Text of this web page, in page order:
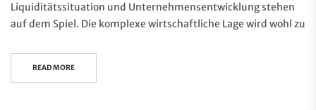
Liquiditätssituation und Unternehmensentwicklung stehen
auf dem Spiel. Die komplexe wirtschaftliche Lage wird wohl zu
READ MORE